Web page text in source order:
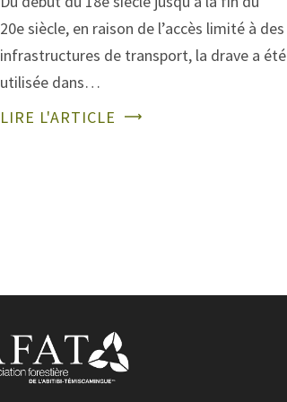
20e siècle, en raison de l’accès limité à des
infrastructures de transport, la drave a été
utilisée dans…
LIRE L'ARTICLE